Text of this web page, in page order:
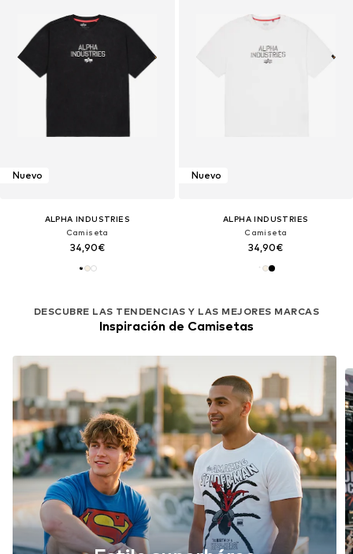
Nuevo
ALPHA INDUSTRIES
Camiseta
34,90€
Nuevo
ALPHA INDUSTRIES
Camiseta
34,90€
DESCUBRE LAS TENDENCIAS Y LAS MEJORES MARCAS
Inspiración de Camisetas